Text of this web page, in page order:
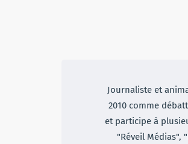
Journaliste et
2010 comme
et participe à
"Réveil Médias",